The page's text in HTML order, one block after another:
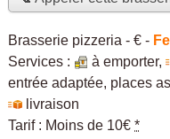
Brasserie pizzeria - € -
Services :
à emporter,
entrée adaptée, places
livraison
Tarif : Moins de 10€ *